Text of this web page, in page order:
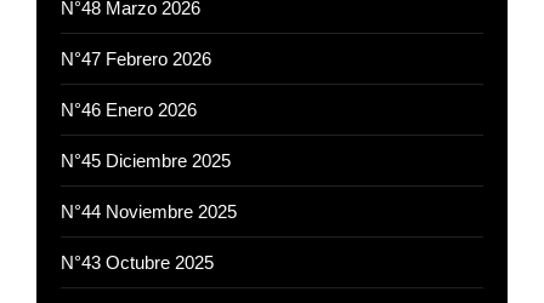
N°48 Marzo 2026
N°47 Febrero 2026
N°46 Enero 2026
N°45 Diciembre 2025
N°44 Noviembre 2025
N°43 Octubre 2025